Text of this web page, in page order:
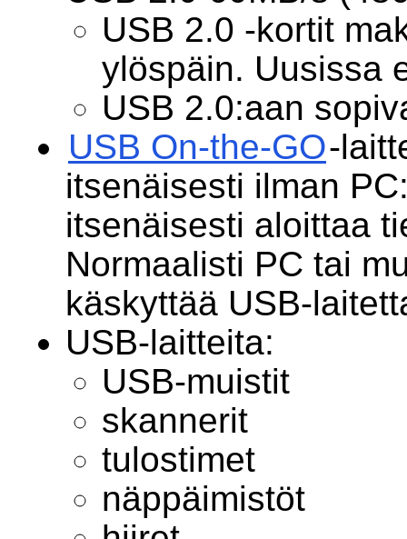
USB 2.0 -kortit
ylöspäin. Uusissa
USB 2.0:aan
USB On-the-GO-
itsenäisesti ilman
itsenäisesti aloittaa
Normaalisti PC tai
käskyttää USB-
USB-laitteita:
USB-muistit
skannerit
tulostimet
näppäimistöt